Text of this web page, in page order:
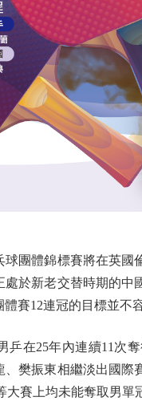
團體錦標賽將在英國
於新老交替時期的
賽12連冠的目標並不
在25年內連續11次
樊振東相繼淡出國
大賽上均未能奪取男